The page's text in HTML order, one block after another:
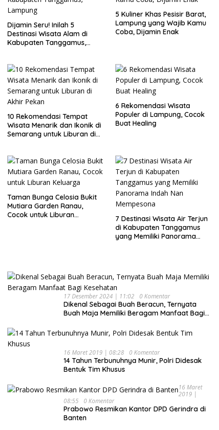
Dijamin Seru! Inilah 5
Destinasi Wisata Alam di
Kabupaten Tanggamus,
5 Kuliner Khas Pesisir Barat,
Lampung yang Wajib Kamu
Coba, Dijamin Enak
10 Rekomendasi Tempat
Wisata Menarik dan Ikonik di
Semarang untuk Liburan di
6 Rekomendasi Wisata
Populer di Lampung, Cocok
Buat Healing
Taman Bunga Celosia Bukit
Mutiara Garden Ranau,
Cocok untuk Liburan
7 Destinasi Wisata Air Terjun
di Kabupaten Tanggamus
yang Memiliki Panorama
17 Desember 2024 | 11:02 0 Komentar
Dikenal Sebagai Buah Beracun, Ternyata
Buah Maja Memiliki Beragam Manfaat Bagi
16 Maret 2019 | 08:28 0 Komentar
14 Tahun Terbunuhnya Munir, Polri Didesak
Bentuk Tim Khusus
16 Maret
2019 |
08:55 0 Komentar
Prabowo Resmikan Kantor DPD Gerindra di
Banten